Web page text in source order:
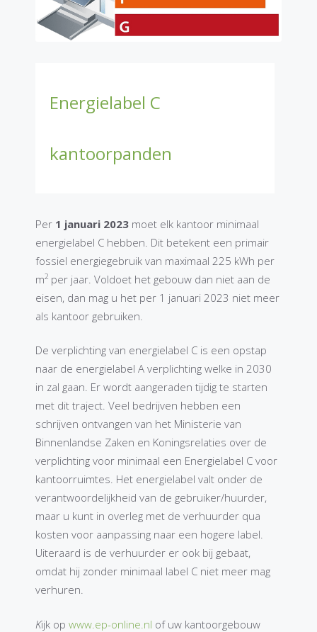
Energielabel C
kantoorpanden
Per 1 januari 2023 moet elk kantoor minimaal
energielabel C hebben. Dit betekent een primair
fossiel energiegebruik van maximaal 225 kWh per
m2 per jaar. Voldoet het gebouw dan niet aan de
eisen, dan mag u het per 1 januari 2023 niet meer
als kantoor gebruiken.
De verplichting van energielabel C is een opstap
naar de energielabel A verplichting welke in 2030
in zal gaan. Er wordt aangeraden tijdig te starten
met dit traject. Veel bedrijven hebben een
schrijven ontvangen van het Ministerie van
Binnenlandse Zaken en Koningsrelaties over de
verplichting voor minimaal een Energielabel C voor
kantoorruimtes. Het energielabel valt onder de
verantwoordelijkheid van de gebruiker/huurder,
maar u kunt in overleg met de verhuurder qua
kosten voor aanpassing naar een hogere label.
Uiteraard is de verhuurder er ook bij gebaat,
omdat hij zonder minimaal label C niet meer mag
verhuren.
Kijk op www.ep-online.nl of uw kantoorgebouw